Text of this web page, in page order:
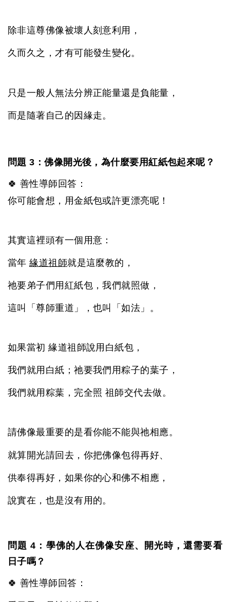
除非這尊佛像被壞人刻意利用，
久而久之，才有可能發生變化。
只是一般人無法分辨正能量還是負能量，
而是隨著自己的因緣走。
問題 3：佛像開光後，為什麼要用紅紙包起來呢？
🍀 善性導師回答：
你可能會想，用金紙包或許更漂亮呢！
其實這裡頭有一個用意：
當年緣道祖師就是這麼教的，
祂要弟子們用紅紙包，我們就照做，
這叫「尊師重道」，也叫「如法」。
如果當初 緣道祖師說用白紙包，
我們就用白紙；祂要我們用粽子的葉子，
我們就用粽葉，完全照 祖師交代去做。
請佛像最重要的是看你能不能與祂相應。
就算開光請回去，你把佛像包得再好、
供奉得再好，如果你的心和佛不相應，
說實在，也是沒有用的。
問題 4：學佛的人在佛像安座、開光時，還需要看
日子嗎？
🍀 善性導師回答：